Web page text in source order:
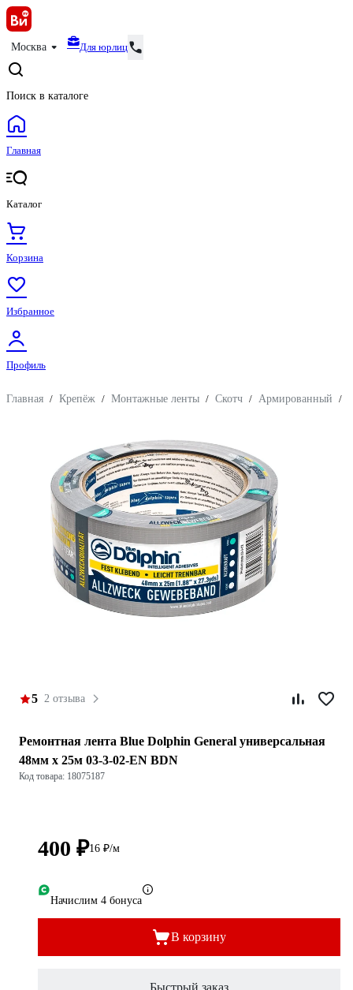
Москва Для юрлиц
Поиск в каталоге
Главная
Каталог
Корзина
Избранное
Профиль
Главная / Крепёж / Монтажные ленты / Скотч / Армированный /
5 2 отзыва
Ремонтная лента Blue Dolphin General универсальная
48мм х 25м 03-3-02-EN BDN
Код товара: 18075187
400 ₽16 ₽/м
Начислим 4 бонуса
В корзину
Быстрый заказ